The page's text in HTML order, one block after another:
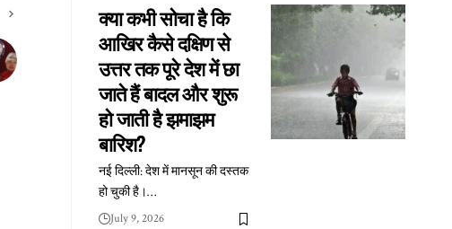
क्या कभी सोचा है कि
आखिर कैसे दक्षिण से
उत्तर तक पूरे देश में छा
जाते हैं बादल और शुरू
हो जाती है झमाझम
बारिश?
नई दिल्ली: देश में मानसून की दस्तक
हो चुकी है।…
July 9, 2026